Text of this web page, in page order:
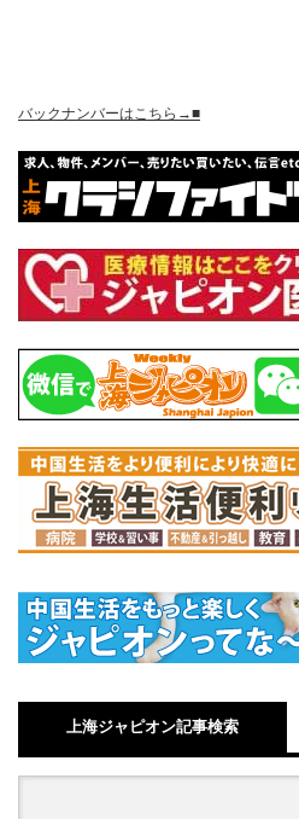
バックナンバーはこちら→■
上海ジャピオン記事検索